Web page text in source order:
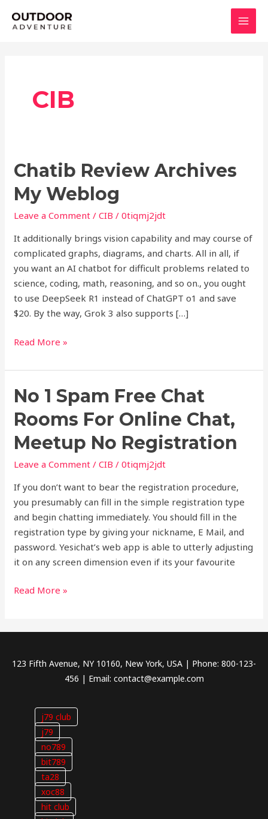
CIB
Chatib Review Archives
My Weblog
Leave a Comment /CIB /0tiqmj2jdt
It additionally brings vision capability and may course of
complicated graphs, diagrams, and charts. All in all, if
you want an AI chatbot for difficult problems related to
science, coding, math, reasoning, and so on., you ought
to use DeepSeek R1 instead of ChatGPT o1 and save
$20. By the way, Grok 3 also supports […]
Chatib
Review
Archives
My
Read More »
No 1 Spam Free Chat
Rooms For Online Chat,
Meetup No Registration
Leave a Comment /CIB /0tiqmj2jdt
If you don’t want to bear the registration procedure,
you presumably can fill in the simple registration type
and begin chatting immediately. You should fill in the
registration type by giving your nickname, E Mail, and
password. Yesichat’s web app is able to utterly adjusting
it on any screen dimension even if its your favourite
No
1
Spam
Free
Chat
Rooms
Online
Chat,
Meetup
No
Registration
Read More »
123 Fifth Avenue, NY 10160, New York, USA | Phone: 800-123-
456 | Email: contact@example.com
j79 club
j79
no789
bit789
ta28
xoc88
hit club